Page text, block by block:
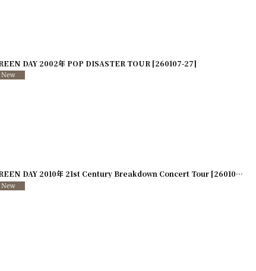
DAY 2002年 POP DISASTER TOUR [260107-27]
DAY 2010年 21st Century Breakdown Concert Tour [260107-24